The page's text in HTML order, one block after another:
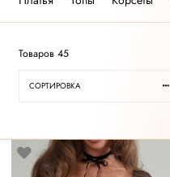
Товаров 45
СОРТИРОВКА